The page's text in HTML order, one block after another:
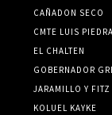
CAÑADON SECO
CMTE LUIS
EL CHALTEN
GOBERNADOR
JARAMILLO Y FITZ
KOLUEL KAYKE